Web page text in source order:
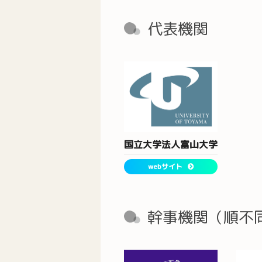
代表機関
国立大学法人富山大学
webサイト
幹事機関（順不